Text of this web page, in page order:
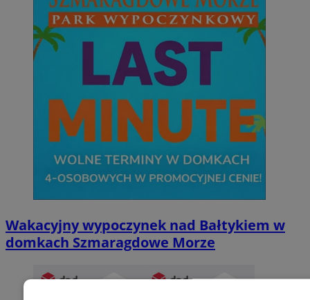
Wakacyjny wypoczynek nad Bałtykiem w
domkach Szmaragdowe Morze